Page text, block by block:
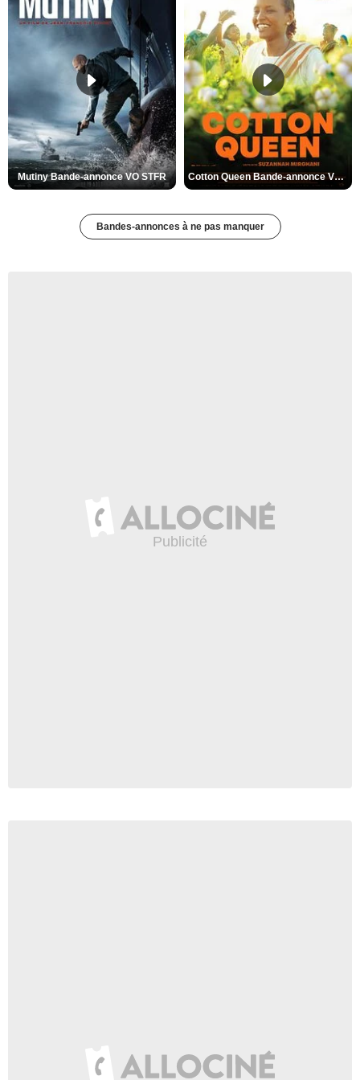
Mutiny Bande-annonce VO STFR Cotton Queen Bande-annonce VO STFR
Bandes-annonces à ne pas manquer